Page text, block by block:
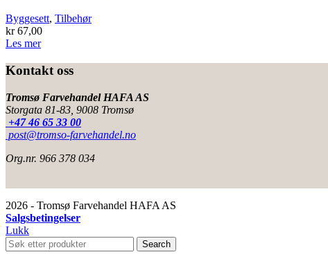
Byggesett, Tilbehør
kr67,00
Les mer
Kontakt oss
Tromsø Farvehandel HAFA AS
Storgata 81-83, 9008 Tromsø
+47 46 65 33 00
post@tromso-farvehandel.no
Org.nr. 966 378 034
2026 - Tromsø Farvehandel HAFA AS
Salgsbetingelser
Lukk
Search